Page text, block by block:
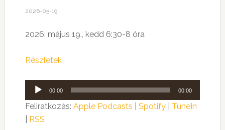
2026-05-19
2026. május 19., kedd 6:30-8 óra
Részletek
Audió
lejátszó
00:00 00:00
Feliratkozás: Apple Podcasts Spotify| TuneIn
RSS